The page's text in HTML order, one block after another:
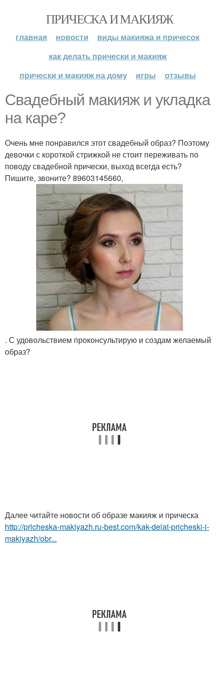
ПРИЧЕСКА И МАКИЯЖ
главная новости
виды макияжа и причесок
как делать прически и макияж
прически и макияж на дому
игры отзывы
Свадебный макияж и укладка
на каре?
Очень мне понравился этот свадебный образ? Поэтому
девочки с короткой стрижкой не стоит переживать по
поводу свадебной прически, выход всегда есть?
Пишите, звоните? 89603145660,
. С удовольствием проконсультирую и создам желаемый
образ?
Далее читайте новости об образе макияж и прическа
http://pricheska-makiyazh.ru-best.com/kak-delat-pricheski-i-
makiyazh/obr...